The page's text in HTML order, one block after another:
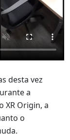
desta vez
a
XR Origin, a
o